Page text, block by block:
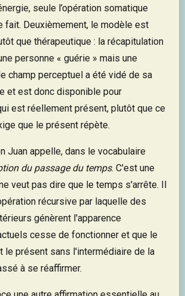
seule l’opération somatique
fait. Deuxièmement, le modèle est
que thérapeutique : la récapitulation
personne « guérie » mais une
champ perceptuel a été vidé de sa
et est donc disponible pour
est réellement présent, plutôt que ce
que le présent répète.
Juan appelle, dans le vocabulaire
du passage du temps. C'est une
veut pas dire que le temps s'arrête. Il
récursive par laquelle des
génèrent l'apparence
cesse de fonctionner et que le
le présent sans l'intermédiaire de la
à se réaffirmer.